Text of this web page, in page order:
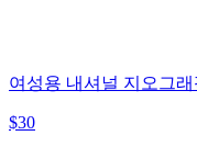
여성용 내셔널 지오그
$30